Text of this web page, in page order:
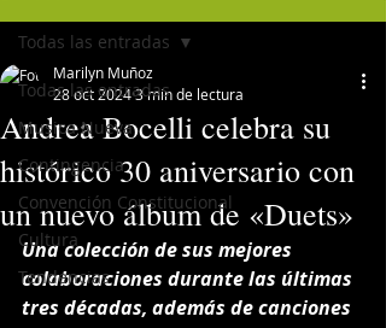
Todas las entradas
Musica Nueva
Contingencia
Convención Constitucional
Cultura
Tendencias
Todas las entradas
Andrea Bocelli celebra su
histórico 30 aniversario con
un nuevo álbum de «Duets»
Marilyn Muñoz
28 oct 20243 min de lectura
Una colección de sus mejores
colaboraciones durante las últimas
tres décadas, además de canciones